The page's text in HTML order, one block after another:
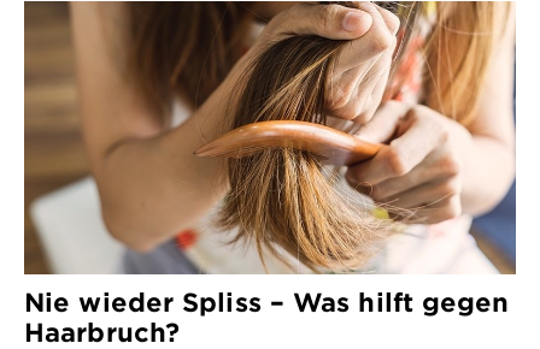
Nie wieder Spliss – Was hilft gegen
Haarbruch?